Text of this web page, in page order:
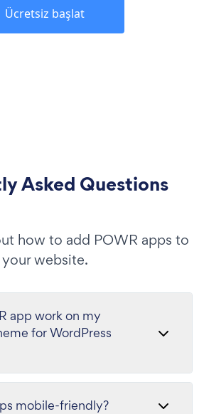
Ücretsiz başlat
Asked Questions
how to add POWR apps to
your website.
app work on my
for WordPress
mobile-friendly?